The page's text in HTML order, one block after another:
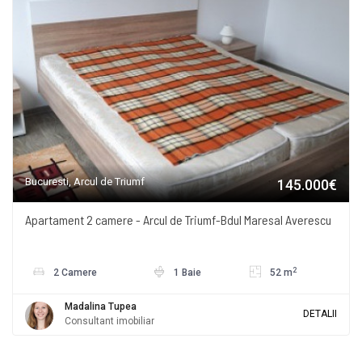
Bucuresti, Arcul de Triumf 145.000€
Apartament 2 camere - Arcul de Triumf-Bdul Maresal Averescu
2 Camere 1 Baie 52 m 2
Madalina Tupea
Consultant imobiliar
DETALII